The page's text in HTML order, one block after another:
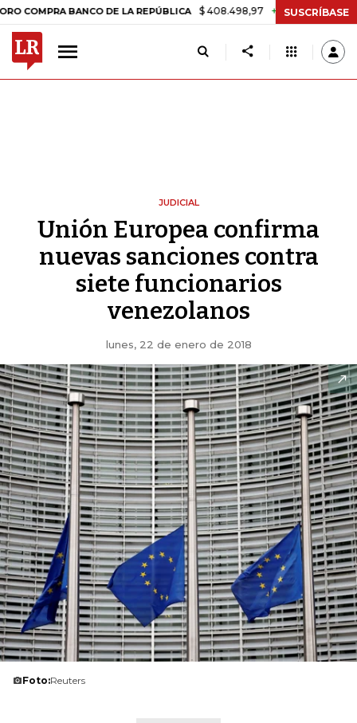
BANCO DE LA REPÚBLICA $ 408.498,97 +$ 8.753,81 +2,19%
SUSCRÍBASE
JUDICIAL
Unión Europea confirma
nuevas sanciones contra
siete funcionarios
venezolanos
lunes, 22 de enero de 2018
Foto:Reuters